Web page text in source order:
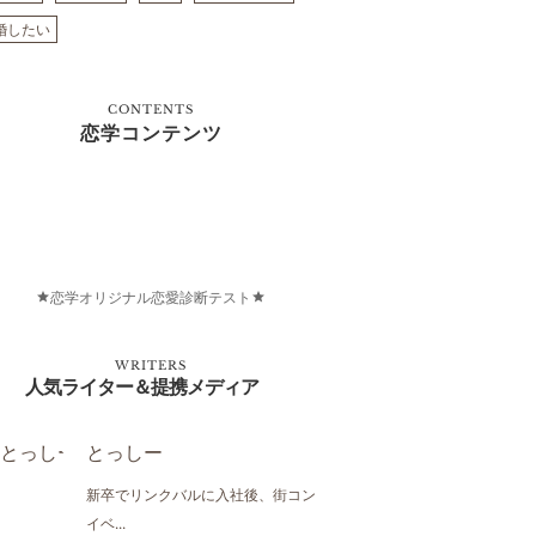
したい
CONTENTS
恋学コンテンツ
恋学オリジナル恋愛診断テスト
WRITERS
人気ライター＆提携メディア
とっしー
新卒でリンクバルに入社後、街コン
イベ...